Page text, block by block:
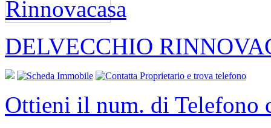
DELVECCHIO
Ottieni il num. di Telefono